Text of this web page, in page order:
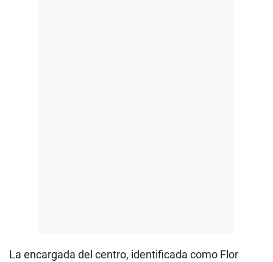
La encargada del centro, identificada como Flor